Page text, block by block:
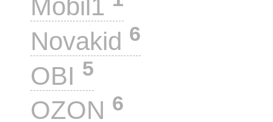
Mobil1
Novakid 6
OBI 5
OZON 6